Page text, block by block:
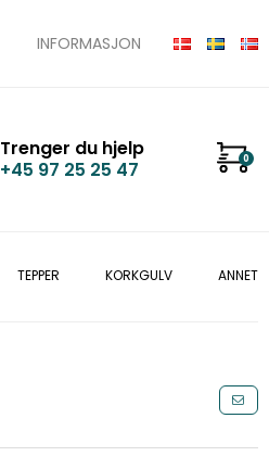
INFORMASJON
Trenger du hjelp
+45 97 25 25 47
0
TEPPER KORKGULV ANNET